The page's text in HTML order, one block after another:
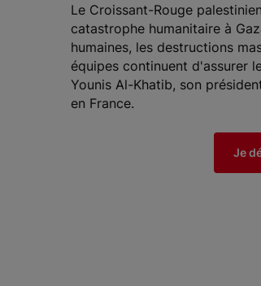
Le Croissant-Rouge
catastrophe humanitaire à
humaines, les destructions
équipes continuent d'assurer
Younis Al-Khatib, son
en France.
Je